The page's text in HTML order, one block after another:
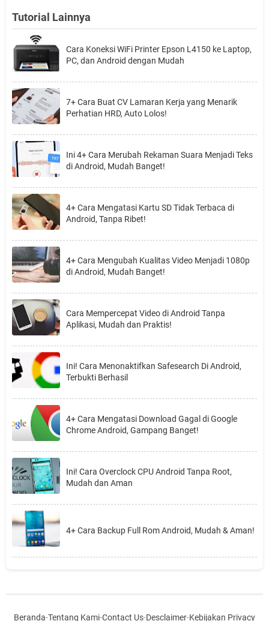
Tutorial Lainnya
Cara Koneksi WiFi Printer Epson L4150 ke Laptop,
PC, dan Android dengan Mudah
7+ Cara Buat CV Lamaran Kerja yang Menarik
Perhatian HRD, Auto Lolos!
Ini 4+ Cara Merubah Rekaman Suara Menjadi Teks
di Android, Mudah Banget!
4+ Cara Mengatasi Kartu SD Tidak Terbaca di
Android, Tanpa Ribet!
4+ Cara Mengubah Kualitas Video Menjadi 1080p
di Android, Mudah Banget!
Cara Mempercepat Video di Android Tanpa
Aplikasi, Mudah dan Praktis!
Ini! Cara Menonaktifkan Safesearch Di Android,
Terbukti Berhasil
4+ Cara Mengatasi Download Gagal di Google
Chrome Android, Gampang Banget!
Ini! Cara Overclock CPU Android Tanpa Root,
Mudah dan Aman
4+ Cara Backup Full Rom Android, Mudah & Aman!
Beranda-Tentang Kami-Contact Us-Desclaimer-Kebijakan Privacy